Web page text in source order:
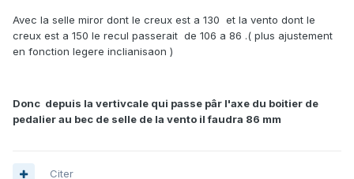
Avec la selle miror dont le creux est a 130 et la vento dont le
creux est a 150 le recul passerait de 106 a 86 .( plus ajustement
en fonction legere inclianisaon )
Donc depuis la vertivcale qui passe pâr l'axe du boitier de
pedalier au bec de selle de la vento il faudra 86 mm
Citer